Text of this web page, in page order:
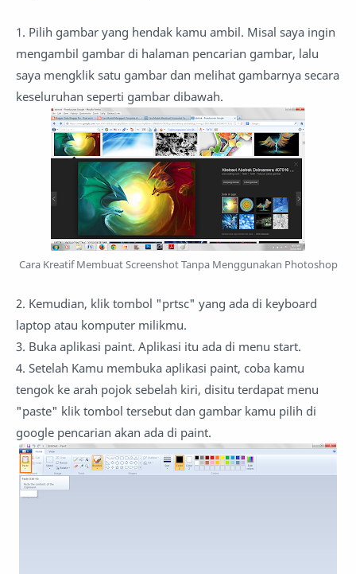
1. Pilih gambar yang hendak kamu ambil. Misal saya ingin
mengambil gambar di halaman pencarian gambar, lalu
saya mengklik satu gambar dan melihat gambarnya secara
keseluruhan seperti gambar dibawah.
Cara Kreatif Membuat Screenshot Tanpa Menggunakan Photoshop
2. Kemudian, klik tombol "prtsc" yang ada di keyboard
laptop atau komputer milikmu.
3. Buka aplikasi paint. Aplikasi itu ada di menu start.
4. Setelah Kamu membuka aplikasi paint, coba kamu
tengok ke arah pojok sebelah kiri, disitu terdapat menu
"paste" klik tombol tersebut dan gambar kamu pilih di
google pencarian akan ada di paint.